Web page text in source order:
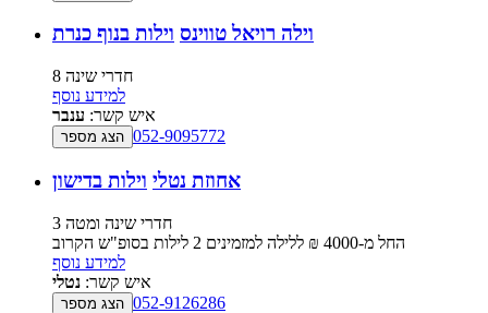
וילה רויאל טווינס וילות בנוף כנרת
8 חדרי שינה
למידע נוסף
איש קשר: ענבר
הצג מספר 052-9095772
אחוזת נטלי וילות בדישון
3 חדרי שינה ומטה
החל מ-‏4000 ₪ ללילה למזמינים 2 לילות בסופ"ש הקרוב
למידע נוסף
איש קשר: נטלי
הצג מספר 052-9126286